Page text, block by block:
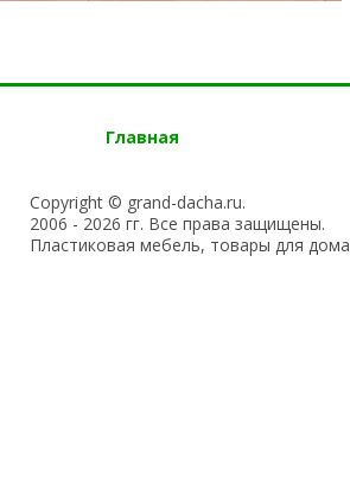
Главная
Copyright © grand-dacha.ru.
2006 - 2026 гг. Все права защищены.
Пластиковая мебель, товары для дома